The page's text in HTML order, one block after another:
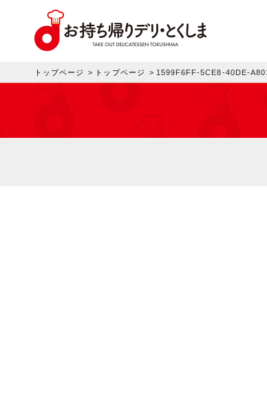
トップページ > トップページ > 1599F6FF-5CE8-40DE-